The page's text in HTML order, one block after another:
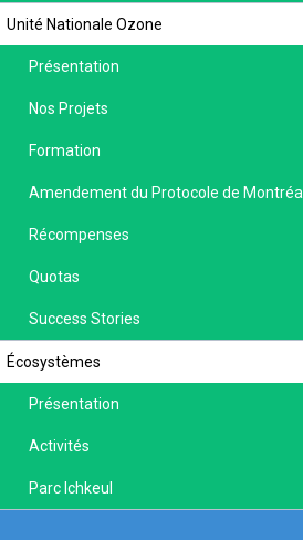
Unité Nationale Ozone
Présentation
Nos Projets
Formation
Amendement du Protocole de Montréal
Récompenses
Quotas
Success Stories
Écosystèmes
Présentation
Activités
Parc Ichkeul